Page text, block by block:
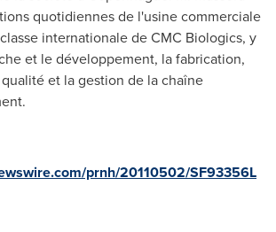
quotidiennes de l'usine commerciale
internationale de CMC Biologics, y
et le développement, la fabrication,
et la gestion de la chaîne
prnh/20110502/SF93356L